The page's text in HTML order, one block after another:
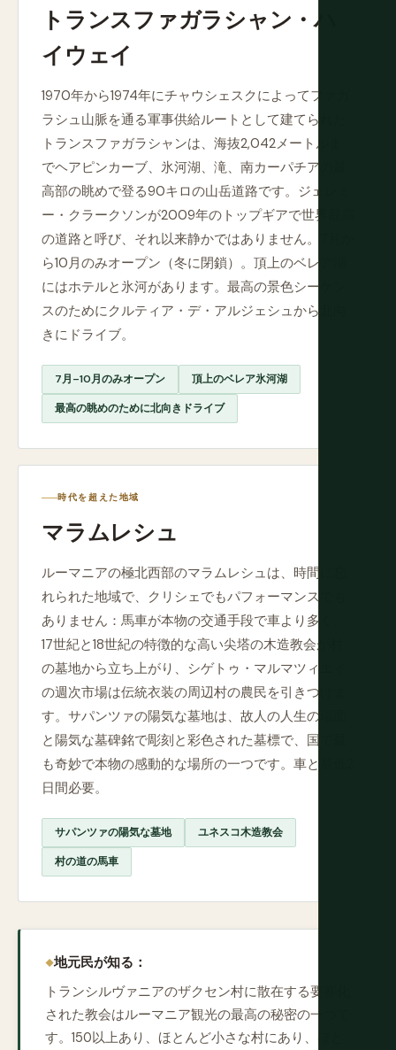
トランスファガラシャン・ハ
イウェイ
1970年から1974年にチャウシェスクによってファガ
ラシュ山脈を通る軍事供給ルートとして建てられた
トランスファガラシャンは、海抜2,042メートルま
でヘアピンカーブ、氷河湖、滝、南カーパチアの最
高部の眺めで登る90キロの山岳道路です。ジェレミ
ー・クラークソンが2009年のトップギアで世界最高
の道路と呼び、それ以来静かではありません。7月か
ら10月のみオープン（冬に閉鎖）。頂上のベレア湖
にはホテルと氷河があります。最高の景色シーケン
スのためにクルティア・デ・アルジェシュから北向
きにドライブ。
7月–10月のみオープン 頂上のベレア氷河湖
最高の眺めのために北向きドライブ
時代を超えた地域
マラムレシュ
ルーマニアの極北西部のマラムレシュは、時間に忘
れられた地域で、クリシェでもパフォーマンスでも
ありません：馬車が本物の交通手段で車より多く、
17世紀と18世紀の特徴的な高い尖塔の木造教会が村
の墓地から立ち上がり、シゲトゥ・マルマツィエイ
の週次市場は伝統衣装の周辺村の農民を引きつけま
す。サパンツァの陽気な墓地は、故人の人生の場面
と陽気な墓碑銘で彫刻と彩色された墓標で、国で最
も奇妙で本物の感動的な場所の一つです。車と最低2
日間必要。
サパンツァの陽気な墓地 ユネスコ木造教会
村の道の馬車
地元民が知る：
トランシルヴァニアのザクセン村に散在する要塞化
された教会はルーマニア観光の最高の秘密の一つで
す。150以上あり、ほとんど小さな村にあり、ほと